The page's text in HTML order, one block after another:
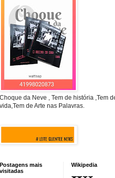
Choque da Neve , Tem de história ,Tem
vida,Tem de Arte nas Palavras.
Postagens mais
visitadas
Wikipedia